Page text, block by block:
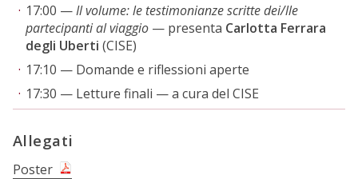
17:00 —Il volume: le testimonianze scritte dei/lle
partecipanti al viaggio — presenta Carlotta Ferrara
degli Uberti (CISE)
17:10 — Domande e riflessioni aperte
17:30 — Letture finali — a cura del CISE
Allegati
Poster